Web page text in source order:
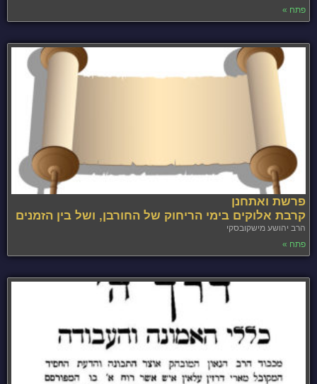
פתח »
פרשת ואתחנן
קרבת אלוקים בימי הריחוק של החורבן, ושל בין הזמנים
הרב יהושע מישקובסקי
פתח »